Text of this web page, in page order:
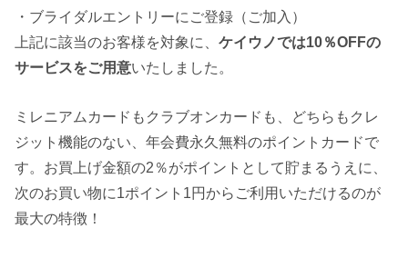
・ブライダルエントリーにご登録（ご加入）
上記に該当のお客様を対象に、ケイウノでは10％OFFの
サービスをご用意いたしました。
ミレニアムカードもクラブオンカードも、どちらもクレ
ジット機能のない、年会費永久無料のポイントカードで
す。お買上げ金額の2％がポイントとして貯まるうえに、
次のお買い物に1ポイント1円からご利用いただけるのが
最大の特徴！